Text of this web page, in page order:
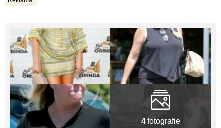
4 fotografie